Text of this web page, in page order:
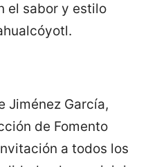
el sabor y estilo
Jiménez García,
de Fomento
a todos los